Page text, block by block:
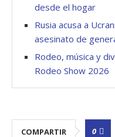
desde el hogar
Rusia acusa a
asesinato de
Rodeo, música y
Rodeo Show 2026
COMPARTIR 0